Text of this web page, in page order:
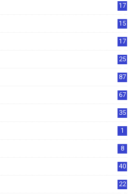
17
15
17
25
87
67
35
1
8
40
22